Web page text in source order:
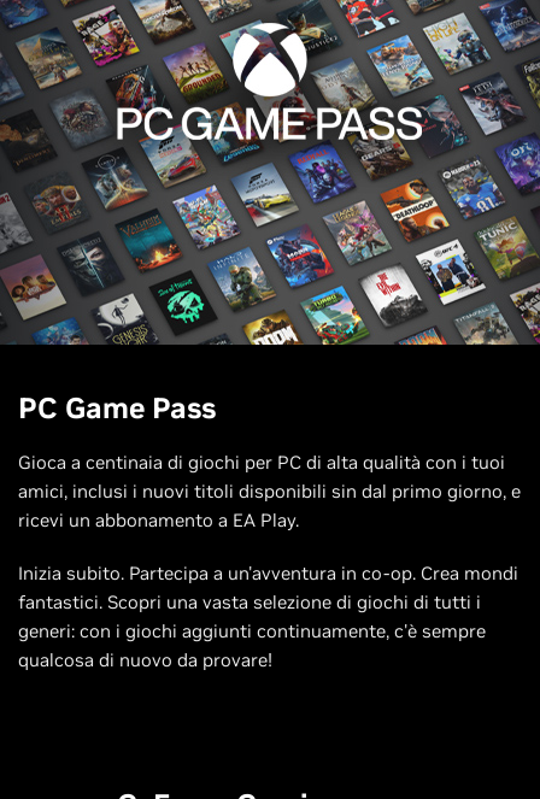
PC Game Pass
Gioca a centinaia di giochi per PC di alta qualità con i tuoi
amici, inclusi i nuovi titoli disponibili sin dal primo giorno, e
ricevi un abbonamento a EA Play.
Inizia subito. Partecipa a un'avventura in co-op. Crea mondi
fantastici. Scopri una vasta selezione di giochi di tutti i
generi: con i giochi aggiunti continuamente, c'è sempre
qualcosa di nuovo da provare!